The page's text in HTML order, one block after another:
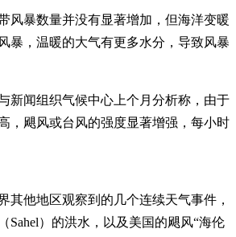
风暴数量并没有显著增加，但海洋变暖
暴，温暖的大气有更多水分，导致风暴
新闻组织气候中心上个月分析称，由于
，飓风或台风的强度显著增强，每小时
其他地区观察到的几个连续天气事件，
Sahel）的洪水，以及美国的飓风“海伦